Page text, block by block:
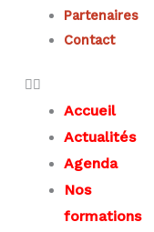
Partenaires
Contact
Accueil
Actualités
Agenda
Nos
formations